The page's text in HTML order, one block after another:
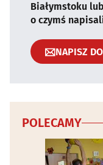
Białymstoku
o czymś
NAPISZ
POLECAMY